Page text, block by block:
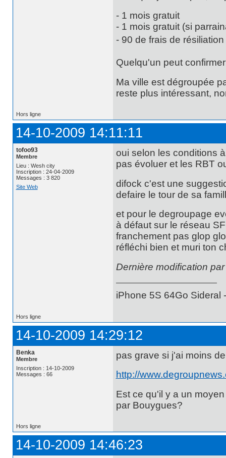
- 1 mois gratuit
- 1 mois gratuit (si
- 90 de frais de
Quelqu'un peut
Ma ville est dégroupée
reste plus intéressant,
Hors ligne
14-10-2009 14:11:11
tofoo93
Membre
Lieu : Wesh city
Inscription : 24-04-2009
Messages : 3 820
Site Web
oui selon les conditions
pas évoluer et les RBT
difock c'est une
defaire le tour de sa
et pour le degroupage
à défaut sur le réseau
franchement pas glop
réfléchi bien et muri ton
Dernière modification
iPhone 5S 64Go Sideral
Hors ligne
14-10-2009 14:29:12
Benka
Membre
Inscription : 14-10-2009
Messages : 66
pas grave si j'ai moins
http://
Est ce qu'il y a un
par Bouygues?
Hors ligne
14-10-2009 14:46:23